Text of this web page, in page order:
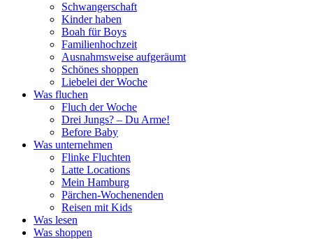
Schwangerschaft
Kinder haben
Boah für Boys
Familienhochzeit
Ausnahmsweise aufgeräumt
Schönes shoppen
Liebelei der Woche
Was fluchen
Fluch der Woche
Drei Jungs? – Du Arme!
Before Baby
Was unternehmen
Flinke Fluchten
Latte Locations
Mein Hamburg
Pärchen-Wochenenden
Reisen mit Kids
Was lesen
Was shoppen